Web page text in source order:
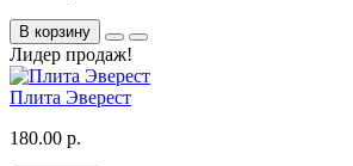
В корзину
Лидер продаж!
Плита Эверест
180.00 р.